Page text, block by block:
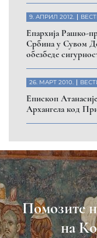
9. АПРИЛ 2012.
Eпархија Рашко-
Србина у Сувом
обезбеде
26. МАРТ 2010.
Eпископ
Архангела код
Помозите
на